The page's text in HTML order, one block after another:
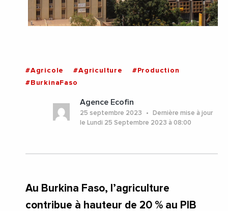
#Agricole #Agriculture
#Production
#BurkinaFaso
Agence Ecofin
25 septembre 2023
Dernière mise à jour
le Lundi 25 Septembre 2023 à 08:00
Au Burkina Faso, l’agriculture
contribue à hauteur de 20 % au PIB